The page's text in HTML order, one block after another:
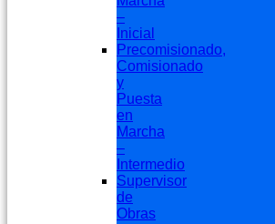
–
Inicial
Precomisionado,
Comisionado
y
Puesta
en
Marcha
–
Intermedio
Supervisor
de
Obras